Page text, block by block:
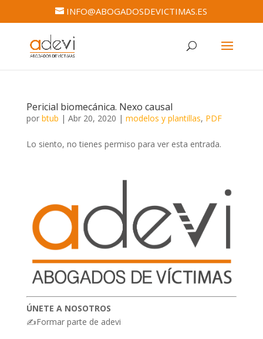
INFO@ABOGADOSDEVICTIMAS.ES
Pericial biomecánica. Nexo causal
por btub | Abr 20, 2020 | modelos y plantillas, PDF
Lo siento, no tienes permiso para ver esta entrada.
ÚNETE A NOSOTROS
✍Formar parte de adevi